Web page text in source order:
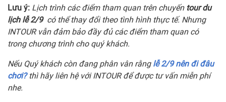
Lưu ý: Lịch trình các điểm tham quan trên chuyến tour du
lịch lễ 2/9 có thể thay đổi theo tình hình thực tế. Nhưng
INTOUR vẫn đảm bảo đầy đủ các điểm tham quan có
trong chương trình cho quý khách.
Nếu Quý khách còn đang phân vân rằng lễ 2/9 nên đi đâu
chơi?thì hãy liên hệ với INTOUR để được tư vấn miễn phí
nhe.